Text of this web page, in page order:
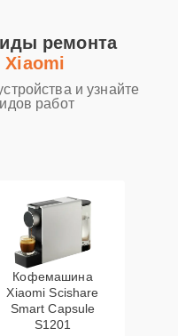
ремонта
и узнайте
работ
Кофемашина
Xiaomi Scishare
Smart Capsule
S1201